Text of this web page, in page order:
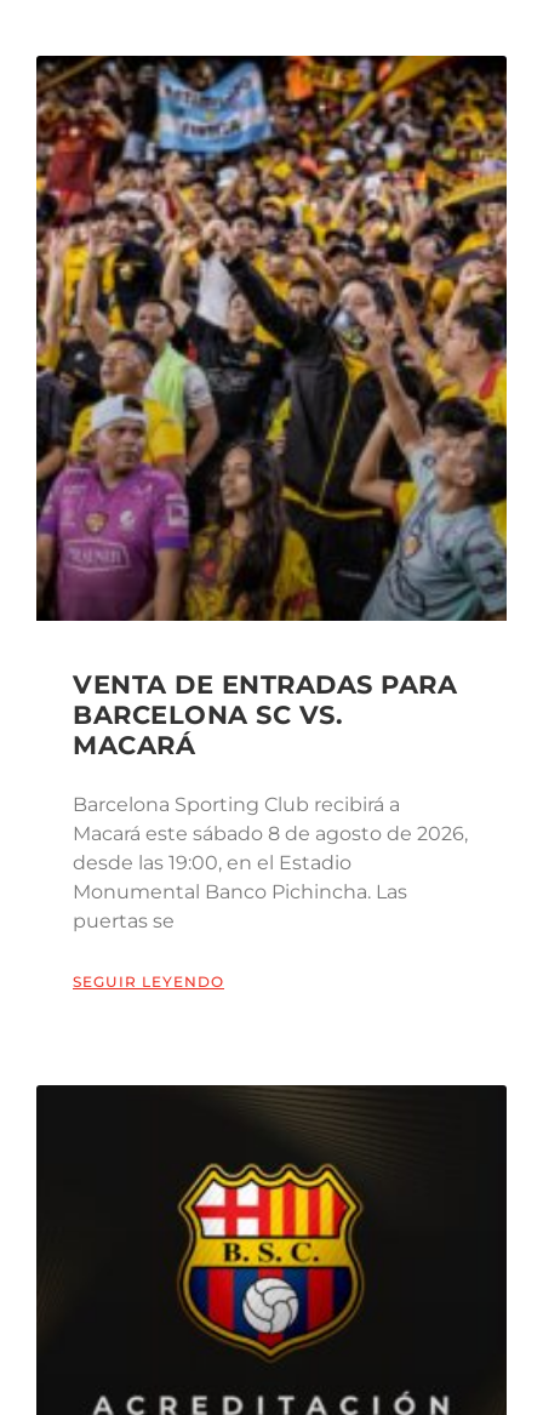
VENTA DE ENTRADAS PARA
BARCELONA SC VS.
MACARÁ
Barcelona Sporting Club recibirá a
Macará este sábado 8 de agosto de 2026,
desde las 19:00, en el Estadio
Monumental Banco Pichincha. Las
puertas se
SEGUIR LEYENDO